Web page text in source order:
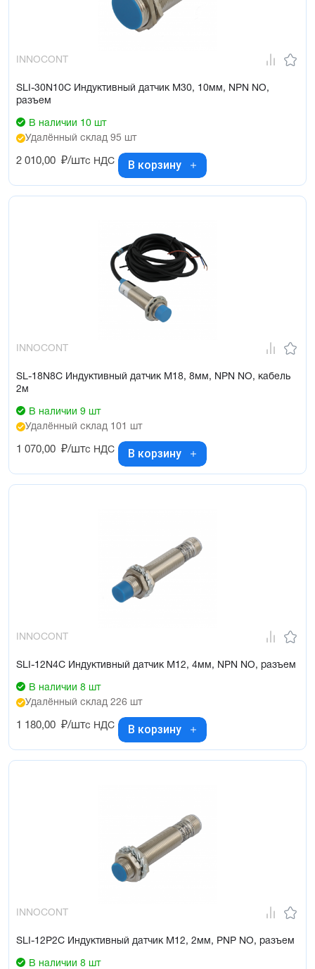
INNOCONT
SLI-30N10C Индуктивный датчик М30, 10мм, NPN NO,
разъем
В наличии 10 шт
Удалённый склад 95 шт
2 010,00 ₽/штс НДС В корзину
INNOCONT
SL-18N8C Индуктивный датчик М18, 8мм, NPN NO, кабель
2м
В наличии 9 шт
Удалённый склад 101 шт
1 070,00 ₽/штс НДС В корзину
INNOCONT
SLI-12N4C Индуктивный датчик М12, 4мм, NPN NO, разъем
В наличии 8 шт
Удалённый склад 226 шт
1 180,00 ₽/штс НДС В корзину
INNOCONT
SLI-12P2C Индуктивный датчик М12, 2мм, PNP NO, разъем
В наличии 8 шт